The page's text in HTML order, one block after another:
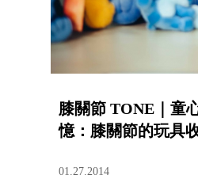
膝關節 TONE｜童
憶：膝關節的玩具
01.27.2014